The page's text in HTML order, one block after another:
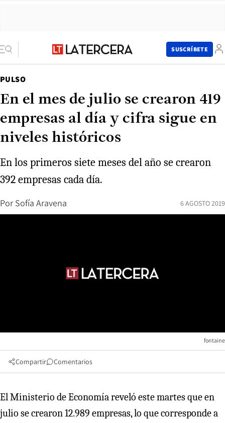
SUSCRÍBETE
PULSO
En el mes de julio se crearon 419
empresas al día y cifra sigue en
niveles históricos
En los primeros siete meses del año se crearon
392 empresas cada día.
Por Sofía Aravena 6 AGOSTO 2019
fontaine
Compartir Comentarios
El Ministerio de Economía reveló este martes que en
julio se crearon 12.989 empresas, lo que corresponde a